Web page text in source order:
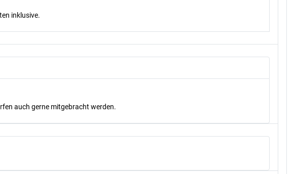
inklusive.
auch gerne mitgebracht werden.